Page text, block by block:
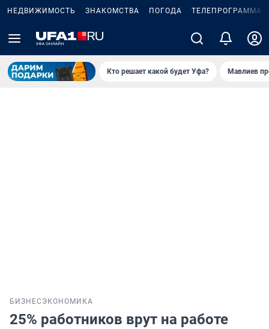
НЕДВИЖИМОСТЬ ЗНАКОМСТВА ПОГОДА ТЕЛЕПРОГРАММА
Кто решает какой будет Уфа? Мавлиев
БИЗНЕС ЭКОНОМИКА
25% работников врут на работе